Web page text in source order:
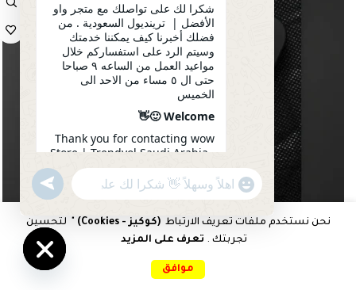
نحن نستخدم ملفات تعريف الارتباط (كوكيز - Cookies)
" لتحسين
تجربتك . تعرف على المزيد
موافق
المفضلات
شكرا لك على تواصلك مع متجر واو
الأفضل | ترينديول السعودية . من
فضلك أخبرنا كيف يمكننا خدمتك
وسيتم الرد على استفساركم خلال
مواعيد العمل من الساعه ٩ صباحا
حتى ال ٥ مساء من الاحد الى
الخميس
Welcome 🙂👋
Thank you for contacting wow
Store | Trendyol Saudi Arabia .
Please let us know how we can
serve you. Your inquiry will be
answered during working
Sunday to Thursday
04:26
"+chaty_settings.lang.emoji_picker+"
WhatsApp
undefined